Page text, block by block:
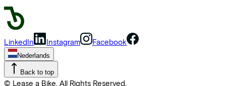
LinkedIn Instagram Facebook
Nederlands
Back to top
© Lease a Bike. All Rights Reserved.